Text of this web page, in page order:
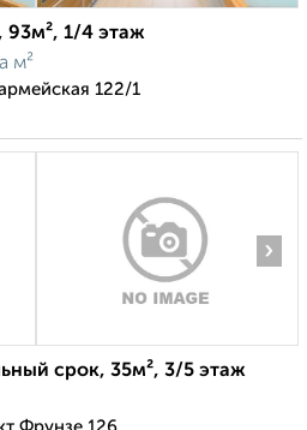
93м², 1/4 этаж
м²
122/1
›
срок, 35м², 3/5 этаж